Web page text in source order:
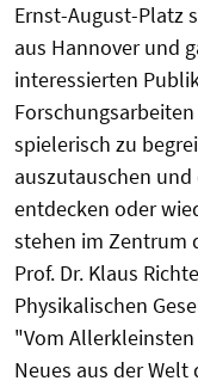
Ernst-August-Platz
aus Hannover und
interessierten
spielerisch zu
auszutauschen
entdecken oder
stehen im Zentrum
Prof. Dr. Klaus
Physikalischen
"Vom
Neues aus der